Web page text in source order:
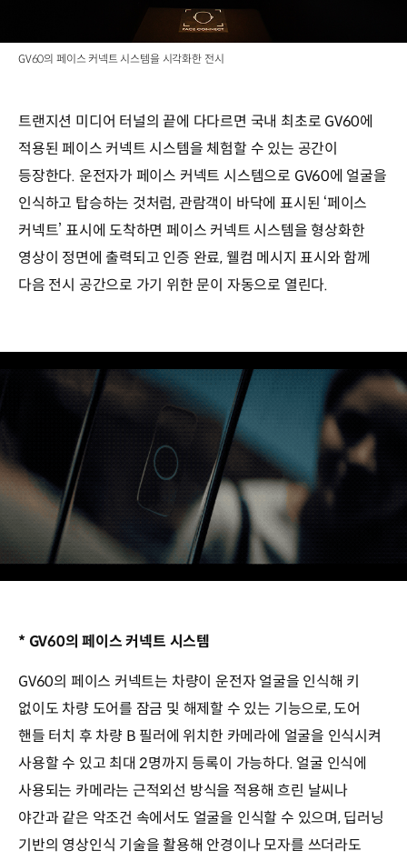
GV60의 페이스 커넥트 시스템을 시각화한 전시
트랜지션 미디어 터널의 끝에 다다르면 국내 최초로 GV60에
적용된 페이스 커넥트 시스템을 체험할 수 있는 공간이
등장한다. 운전자가 페이스 커넥트 시스템으로 GV60에 얼굴을
인식하고 탑승하는 것처럼, 관람객이 바닥에 표시된 ‘페이스
커넥트’ 표시에 도착하면 페이스 커넥트 시스템을 형상화한
영상이 정면에 출력되고 인증 완료, 웰컴 메시지 표시와 함께
다음 전시 공간으로 가기 위한 문이 자동으로 열린다.
* GV60의 페이스 커넥트 시스템
GV60의 페이스 커넥트는 차량이 운전자 얼굴을 인식해 키
없이도 차량 도어를 잠금 및 해제할 수 있는 기능으로, 도어
핸들 터치 후 차량 B 필러에 위치한 카메라에 얼굴을 인식시켜
사용할 수 있고 최대 2명까지 등록이 가능하다. 얼굴 인식에
사용되는 카메라는 근적외선 방식을 적용해 흐린 날씨나
야간과 같은 악조건 속에서도 얼굴을 인식할 수 있으며, 딥러닝
기반의 영상인식 기술을 활용해 안경이나 모자를 쓰더라도